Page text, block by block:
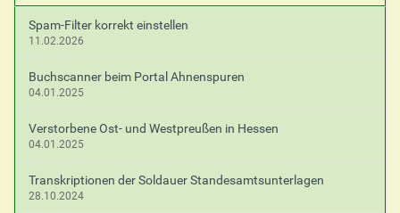
Spam-Filter korrekt einstellen
11.02.2026
Buchscanner beim Portal Ahnenspuren
04.01.2025
Verstorbene Ost- und Westpreußen in Hessen
04.01.2025
Transkriptionen der Soldauer Standesamtsunterlagen
28.10.2024